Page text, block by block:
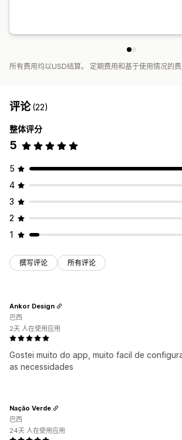
所有费用均以USD结算。 定期费用和基于使用情况的费
评论(22)
整体评分
5
5
4
3
2
1
撰写评论 所有评论
Gostei muito do app, muito facil de
as necessidades
Ankor Design
巴西
2天 人在使用应用
Nação Verde
巴西
24天 人在使用应用